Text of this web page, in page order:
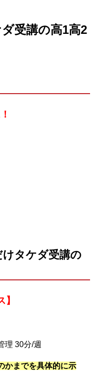
受講の高1高2
タケダ受講の
理 30分/週
かまでを具体的に示